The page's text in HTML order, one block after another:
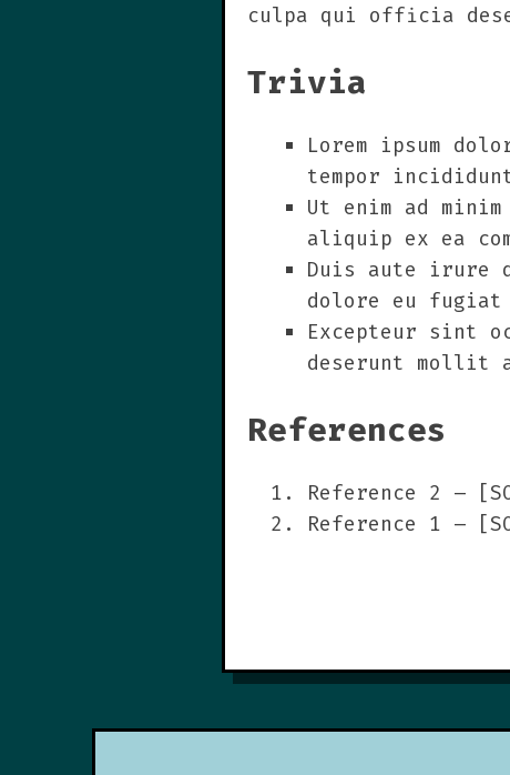
culpa qui officia
Trivia
Lorem ipsum
tempor
Ut enim ad
aliquip ex ea
Duis aute irure
dolore eu
Excepteur sint
deserunt mollit
References
Reference 2 –
Reference 1 –